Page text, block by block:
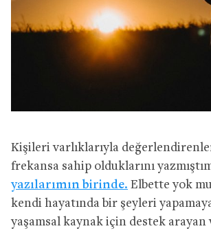
Kişileri varlıklarıyla
frekansa sahip olduklarını
yazılarımın birinde. Elbette yok
kendi hayatında bir şeyleri
yaşamsal kaynak için destek arayan